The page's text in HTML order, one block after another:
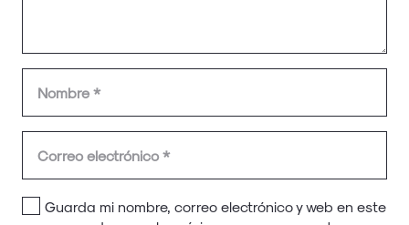
Guarda mi nombre, correo electrónico y web en este